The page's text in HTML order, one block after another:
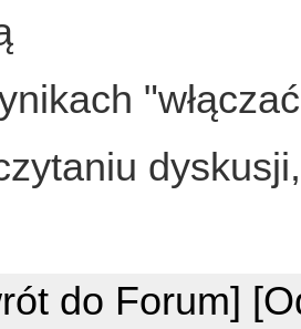
do Forum]